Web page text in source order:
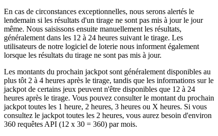
En cas de circonstances exceptionnelles, nous serons alertés le
lendemain si les résultats d'un tirage ne sont pas mis à jour le jour
même. Nous saisissons ensuite manuellement les résultats,
généralement dans les 12 à 24 heures suivant le tirage. Les
utilisateurs de notre logiciel de loterie nous informent également
lorsque les résultats du tirage ne sont pas mis à jour.
Les montants du prochain jackpot sont généralement disponibles au
plus tôt 2 à 4 heures après le tirage, tandis que les informations sur le
jackpot de certains jeux peuvent n'être disponibles que 12 à 24
heures après le tirage. Vous pouvez consulter le montant du prochain
jackpot toutes les 1 heure, 2 heures, 3 heures ou X heures. Si vous
consultez le jackpot toutes les 2 heures, vous aurez besoin d'environ
360 requêtes API (12 x 30 = 360) par mois.